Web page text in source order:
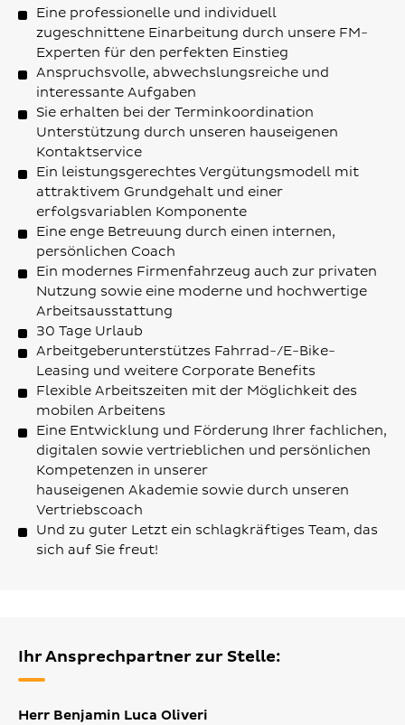
Eine professionelle und individuell
zugeschnittene Einarbeitung durch unsere FM-
Experten für den perfekten Einstieg
Anspruchsvolle, abwechslungsreiche und
interessante Aufgaben
Sie erhalten bei der Terminkoordination
Unterstützung durch unseren hauseigenen
Kontaktservice
Ein leistungsgerechtes Vergütungsmodell mit
attraktivem Grundgehalt und einer
erfolgsvariablen Komponente
Eine enge Betreuung durch einen internen,
persönlichen Coach
Ein modernes Firmenfahrzeug auch zur privaten
Nutzung sowie eine moderne und hochwertige
Arbeitsausstattung
30 Tage Urlaub
Arbeitgeberunterstützes Fahrrad-/E-Bike-
Leasing und weitere Corporate Benefits
Flexible Arbeitszeiten mit der Möglichkeit des
mobilen Arbeitens
Eine Entwicklung und Förderung Ihrer fachlichen,
digitalen sowie vertrieblichen und persönlichen
Kompetenzen in unserer
hauseigenen Akademie sowie durch unseren
Vertriebscoach
Und zu guter Letzt ein schlagkräftiges Team, das
sich auf Sie freut!
Ihr Ansprechpartner zur Stelle:
Herr Benjamin Luca Oliveri